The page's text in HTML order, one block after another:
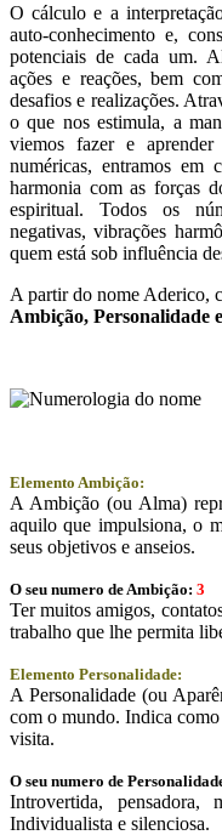
O cálculo e a
auto-conhecimento e,
potenciais de cada um.
ações e reações, bem
desafios e realizações.
o que nos estimula, a
viemos fazer e aprender
numéricas, entramos em
harmonia com as forças
espiritual. Todos os
negativas, vibrações
quem está sob influência
A partir do nome Aderico,
Ambição, Personalidade e
Elemento Ambição:
A Ambição (ou Alma)
aquilo que impulsiona, o
seus objetivos e anseios.
O seu numero de Ambição: 3
Ter muitos amigos,
trabalho que lhe permita
Elemento Personalidade:
A Personalidade (ou
com o mundo. Indica
visita.
O seu numero de
Introvertida,
Individualista e silenciosa.